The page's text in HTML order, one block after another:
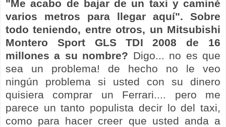
"Me acabo de bajar de un taxi y caminé
varios metros para llegar aquí". Sobre
todo teniendo, entre otros, un Mitsubishi
Montero Sport GLS TDI 2008 de 16
millones a su nombre? Digo... no es que
sea un problema! de hecho no le veo
ningún problema si usted con su dinero
quisiera comprar un Ferrari.... pero me
parece un tanto populista decir lo del taxi,
como para hacer creer que usted anda a